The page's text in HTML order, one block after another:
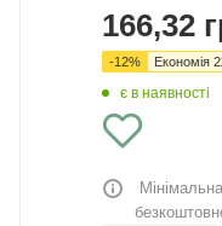
166,32
-12% Економія
є в наявності